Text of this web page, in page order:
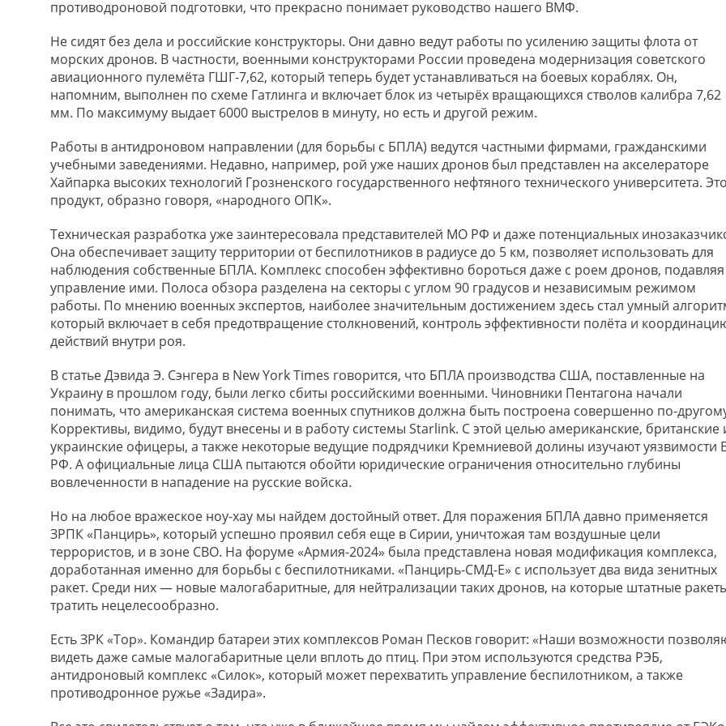
противодроновой подготовки, что прекрасно понимает руководство нашего ВМФ.
Не сидят без дела и российские конструкторы. Они давно ведут работы по усилению защиты флота от
морских дронов. В частности, военными конструкторами России проведена модернизация советского
авиационного пулемёта ГШГ-7,62, который теперь будет устанавливаться на боевых кораблях. Он,
напомним, выполнен по схеме Гатлинга и включает блок из четырёх вращающихся стволов калибра 7,62
мм. По максимуму выдает 6000 выстрелов в минуту, но есть и другой режим.
Работы в антидроновом направлении (для борьбы с БПЛА) ведутся частными фирмами, гражданскими
учебными заведениями. Недавно, например, рой уже наших дронов был представлен на акселераторе
Хайпарка высоких технологий Грозненского государственного нефтяного технического университета. Это
продукт, образно говоря, «народного ОПК».
Техническая разработка уже заинтересовала представителей МО РФ и даже потенциальных
Она обеспечивает защиту территории от беспилотников в радиусе до 5 км, позволяет использовать для
наблюдения собственные БПЛА. Комплекс способен эффективно бороться даже с роем дронов, подавляя
управление ими. Полоса обзора разделена на секторы с углом 90 градусов и независимым режимом
работы. По мнению военных экспертов, наиболее значительным достижением здесь стал умный
который включает в себя предотвращение столкновений, контроль эффективности полёта и
действий внутри роя.
В статье Дэвида Э. Сэнгера в New York Times говорится, что БПЛА производства США, поставленные на
Украину в прошлом году, были легко сбиты российскими военными. Чиновники Пентагона начали
понимать, что американская система военных спутников должна быть построена совершенно по-
Коррективы, видимо, будут внесены и в работу системы Starlink. С этой целью американские, британские
украинские офицеры, а также некоторые ведущие подрядчики Кремниевой долины изучают уязвимости
РФ. А официальные лица США пытаются обойти юридические ограничения относительно глубины
вовлеченности в нападение на русские войска.
Но на любое вражеское ноу-хау мы найдем достойный ответ. Для поражения БПЛА давно применяется
ЗРПК «Панцирь», который успешно проявил себя еще в Сирии, уничтожая там воздушные цели
террористов, и в зоне СВО. На форуме «Армия-2024» была представлена новая модификация комплекса,
доработанная именно для борьбы с беспилотниками. «Панцирь-СМД-Е» с использует два вида зенитных
ракет. Среди них — новые малогабаритные, для нейтрализации таких дронов, на которые штатные
тратить нецелесообразно.
Есть ЗРК «Тор». Командир батареи этих комплексов Роман Песков говорит: «Наши возможности
видеть даже самые малогабаритные цели вплоть до птиц. При этом используются средства РЭБ,
антидроновый комплекс «Силок», который может перехватить управление беспилотником, а также
противодронное ружье «Задира».